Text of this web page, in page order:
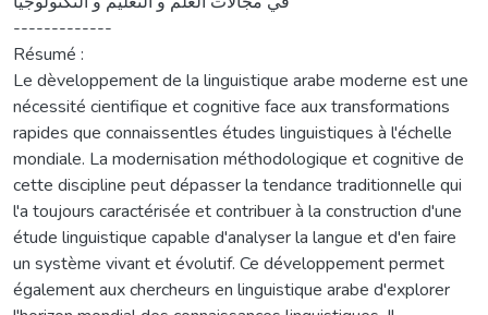
-------------
Résumé :
Le dèveloppement de la linguistique arabe moderne est une
nécessité cientifique et cognitive face aux transformations
rapides que connaissentles études linguistiques à l'échelle
mondiale. La modernisation méthodologique et cognitive de
cette discipline peut dépasser la tendance traditionnelle qui
l'a toujours caractérisée et contribuer à la construction d'une
étude linguistique capable d'analyser la langue et d'en faire
un système vivant et évolutif. Ce développement permet
également aux chercheurs en linguistique arabe d'explorer